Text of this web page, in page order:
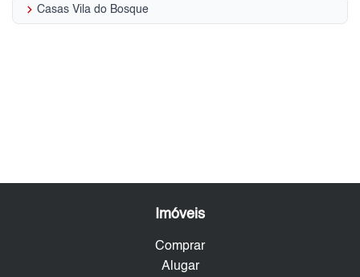
keyboard_arrow_right Casas Vila do Bosque
Imóveis
Comprar
Alugar